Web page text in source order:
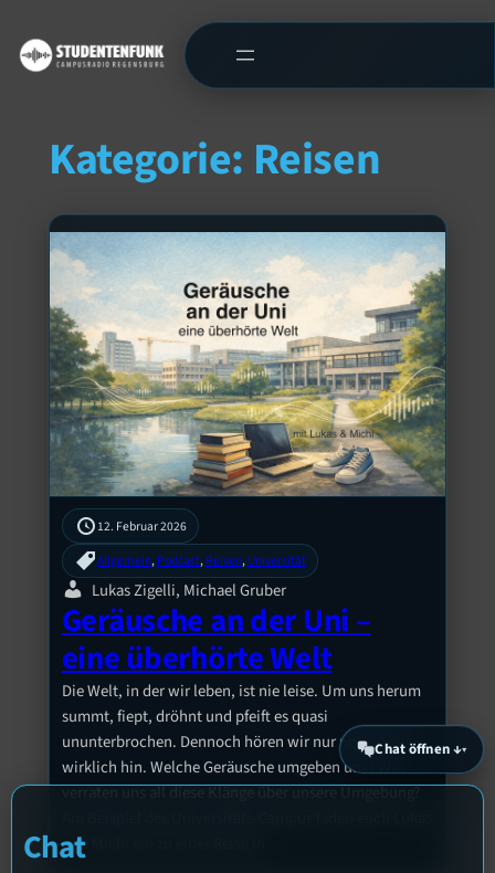
Kategorie: Reisen
12. Februar 2026
Allgemein, Podcast, Reisen, Universität
Lukas Zigelli, Michael Gruber
Geräusche an der Uni –
eine überhörte Welt
Die Welt, in der wir leben, ist nie leise. Um uns herum
summt, fiept, dröhnt und pfeift es quasi
ununterbrochen. Dennoch hören wir nur noch selten
wirklich hin. Welche Geräusche umgeben uns? Was
verraten uns all diese Klänge über unsere Umgebung?
und Michi ein zu einer Reise in…
Chat öffnen ↓
Chat